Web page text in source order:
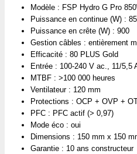
Modèle : FSP Hydro G Pro
Puissance en continue (W) :
Puissance en crête (W) : 900
Gestion câbles : entièrement
Efficacité : 80 PLUS Gold
Entrée : 100-240 V ac., 11/5,5
MTBF : >100 000 heures
Ventilateur : 120 mm
Protections : OCP + OVP +
PFC : PFC actif (> 0,97)
Mode éco : oui
Dimensions : 150 mm x 150
Garantie : 10 ans constructeur